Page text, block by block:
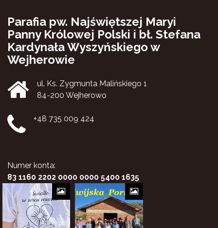
Parafia pw. Najświętszej Maryi
Panny Królowej Polski i bł. Stefana
Kardynała Wyszyńskiego w
Wejherowie
ul. Ks. Zygmunta Malińskiego 1
84-200 Wejherowo
+48 735 009 424
Numer konta:
83 1160 2202 0000 0000 5400 1635